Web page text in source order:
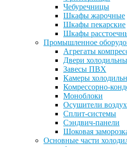
Чебуречницы
Шкафы жарочные
Шкафы пекарские
Шкафы
Промышленное
Агрегаты
Двери
Завесы ПВХ
Камеры
Комрессорно-
Моноблоки
Осушители
Сплит-системы
Сэндвич-панели
Шоковая
Основные части